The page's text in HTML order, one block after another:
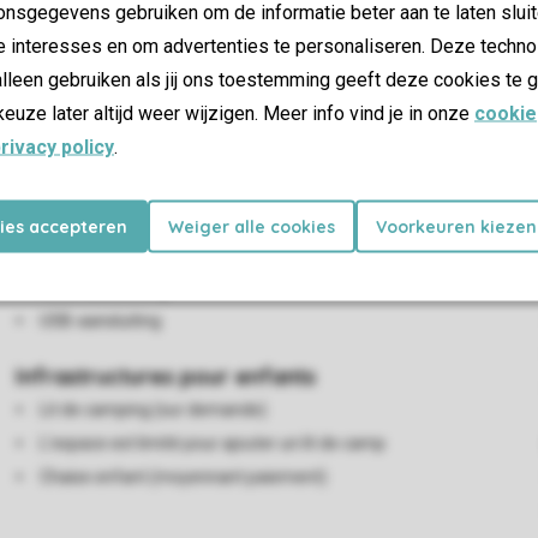
gebruiken om de informatie beter aan te laten
interesses en om advertenties te personaliseren. Deze
gebruiken als jij ons toestemming geeft deze cookies te
later altijd weer wijzigen. Meer info vind je in onze cookie
policy.
accepteren Weiger alle cookies Voorkeuren kiezen
Salon/salle à manger
Salle à manger
Télévision connectée
USB-aansluiting
Infrastructures pour enfants
Lit de camping (sur demande)
L'espace est limité pour ajouter un lit de camp
Chaise enfant (moyennant paiement)